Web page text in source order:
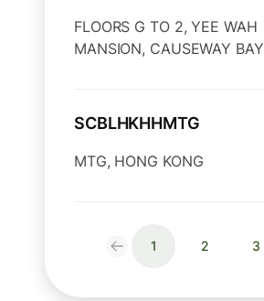
FLOORS G TO 2, YEE WAH
MANSION, CAUSEWAY BAY
SCBLHKHHMTG
MTG, HONG KONG
1 2 3